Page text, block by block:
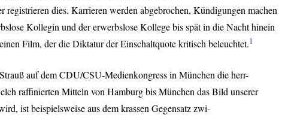
registrieren dies. Karrieren werden abgebrochen, Kündigungen machen
Kollegin und der erwerbslose Kollege bis spät in die Nacht hinein
Film, der die Diktatur der Einschaltquote kritisch beleuchtet.1
auf demCDU/CSU-Medienkongress in München die herr-
raffinierten Mitteln von Hamburg bis München das Bild unserer
ist beispielsweise aus dem krassen Gegensatz zwi-